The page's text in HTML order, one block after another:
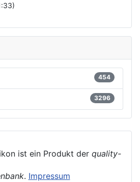
454
3296
ist ein Produkt der quality-
. Impressum